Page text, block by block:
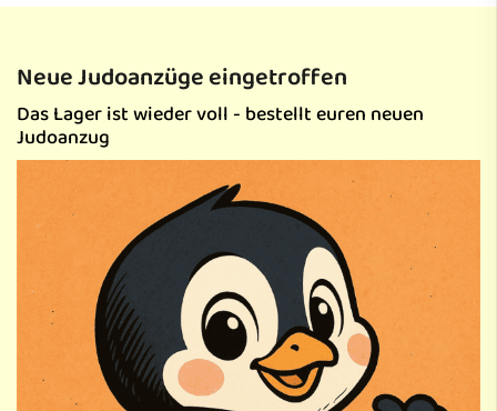
Neue Judoanzüge eingetroffen
Das Lager ist wieder voll - bestellt euren neuen
Judoanzug